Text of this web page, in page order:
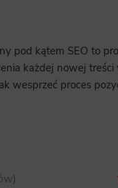
pod kątem SEO to
każdej nowej
wesprzeć proces